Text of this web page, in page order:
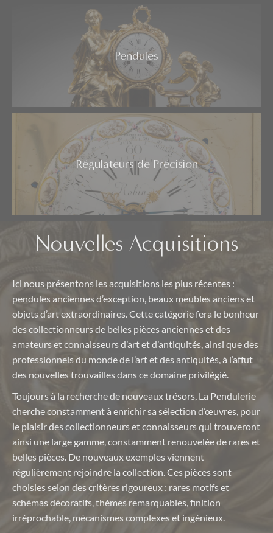
Pendules
Régulateurs de Précision
Nouvelles Acquisitions
Ici nous présentons les acquisitions les plus récentes :
pendules anciennes d’exception, beaux meubles anciens et
objets d’art extraordinaires. Cette catégorie fera le bonheur
des collectionneurs de belles pièces anciennes et des
amateurs et connaisseurs d’art et d’antiquités, ainsi que des
professionnels du monde de l’art et des antiquités, à l’affut
des nouvelles trouvailles dans ce domaine privilégié.
Toujours à la recherche de nouveaux trésors, La Pendulerie
cherche constamment à enrichir sa sélection d’œuvres, pour
le plaisir des collectionneurs et connaisseurs qui trouveront
ainsi une large gamme, constamment renouvelée de rares et
belles pièces. De nouveaux exemples viennent
régulièrement rejoindre la collection. Ces pièces sont
choisies selon des critères rigoureux : rares motifs et
schémas décoratifs, thèmes remarquables, finition
irréprochable, mécanismes complexes et ingénieux.